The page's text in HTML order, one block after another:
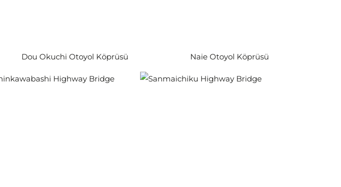
Dou Okuchi Otoyol Köprüsü Naie Otoyol Köprüsü